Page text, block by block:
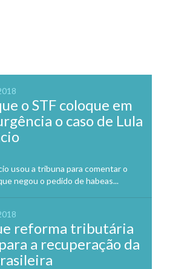
o STF coloque em
o caso de Lula
usou a tribuna para comentar o
negou o pedido de habeas...
reforma tributária
a recuperação da